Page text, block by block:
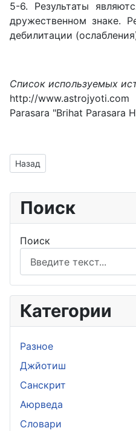
5-6. Результаты
дружественном знаке.
дебилитации
Список используемых
http://www.astrojyoti.com
Parasara "Brihat Parasara
Предыдущий: Дев Дипавали
Назад
Поиск
Поиск
Категории
Разное
Джйотиш
Санскрит
Аюрведа
Словари